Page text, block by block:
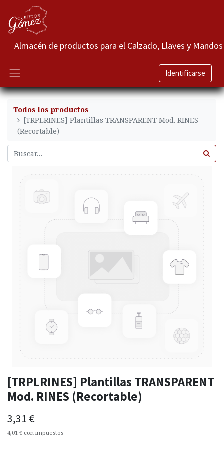
Almacén de productos para el Calzado, Llaves y Mandos
Identificarse
Todos los productos
[TRPLRINES] Plantillas TRANSPARENT Mod. RINES
(Recortable)
[TRPLRINES] Plantillas TRANSPARENT
Mod. RINES (Recortable)
3,31 €
4,01 € con impuestos